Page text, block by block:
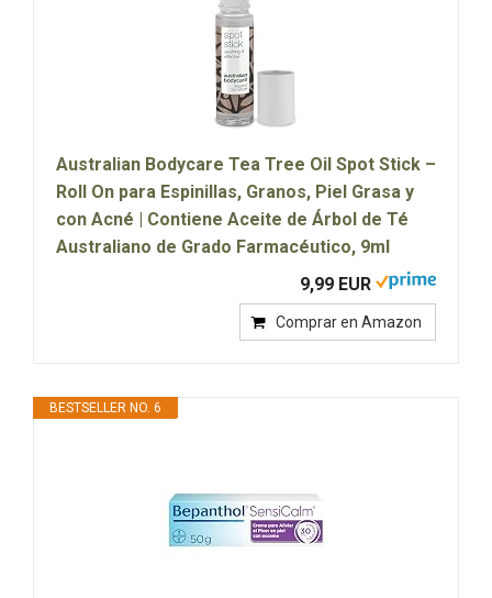
Australian Bodycare Tea Tree Oil Spot Stick –
Roll On para Espinillas, Granos, Piel Grasa y
con Acné | Contiene Aceite de Árbol de Té
Australiano de Grado Farmacéutico, 9ml
9,99 EUR
Comprar en Amazon
BESTSELLER NO. 6